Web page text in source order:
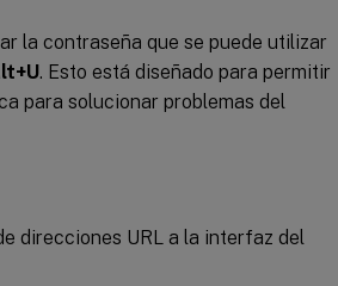
la contraseña que se puede utilizar
. Esto está diseñado para permitir
para solucionar problemas del
direcciones URL a la interfaz del